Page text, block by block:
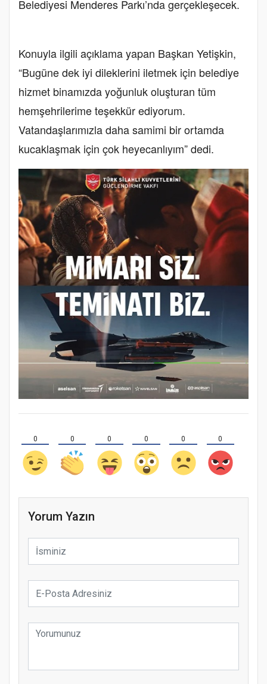
Belediyesi Menderes Parkı’nda gerçekleşecek.
Konuyla ilgili açıklama yapan Başkan Yetişkin,
“Bugüne dek iyi dileklerini iletmek için belediye
hizmet binamızda yoğunluk oluşturan tüm
hemşehrilerime teşekkür ediyorum.
Vatandaşlarımızla daha samimi bir ortamda
kucaklaşmak için çok heyecanlıyım” dedi.
0 0 0 0 0 0
Yorum Yazın